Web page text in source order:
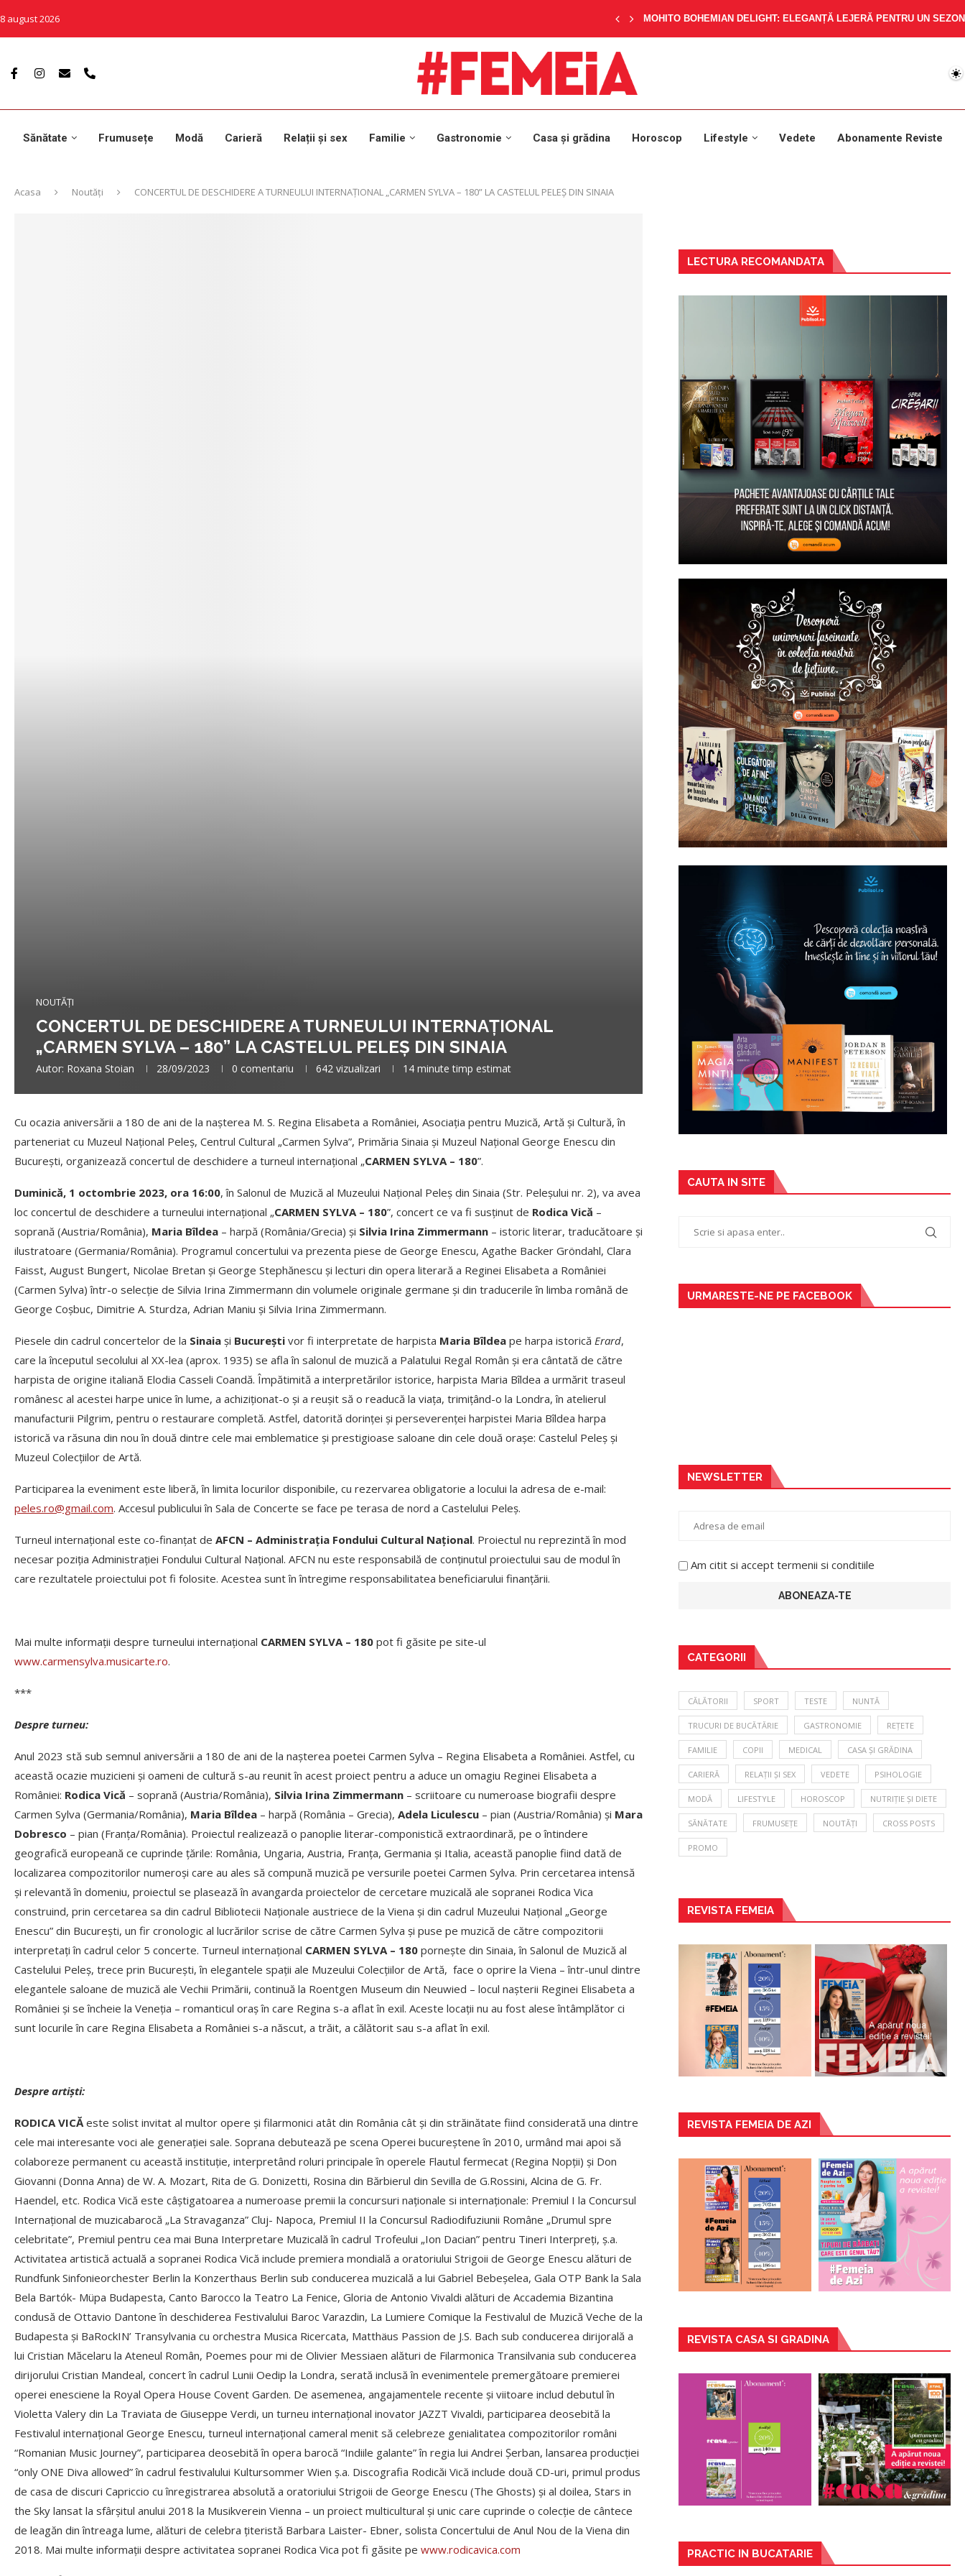
8 august 2026 MOHITO BOHEMIAN DELIGHT: ELEGANȚĂ LEJERĂ PENTRU UN
Sănătate Frumusețe Modă Carieră Relații și sex Familie Gastronomie Casa și grădina Horoscop Lifestyle Vedete Abonamente Reviste
Acasa Noutăți CONCERTUL DE DESCHIDERE A TURNEULUI INTERNAȚIONAL „CARMEN SYLVA – 180” LA CASTELUL PELEȘ DIN SINAIA
NOUTĂȚI
CONCERTUL DE DESCHIDERE A TURNEULUI INTERNAȚIONAL
„CARMEN SYLVA – 180” LA CASTELUL PELEȘ DIN SINAIA
Autor: Roxana Stoian 28/09/2023 0 comentariu 642 vizualizari 14 minute timp estimat
Cu ocazia aniversării a 180 de ani de la nașterea M. S. Regina Elisabeta a României, Asociația pentru Muzică, Artă și Cultură, în
parteneriat cu Muzeul Național Peleș, Centrul Cultural „Carmen Sylva”, Primăria Sinaia și Muzeul Național George Enescu din
București, organizează concertul de deschidere a turneul internațional „CARMEN SYLVA – 180”.
Duminică, 1 octombrie 2023, ora 16:00, în Salonul de Muzică al Muzeului Național Peleș din Sinaia (Str. Peleșului nr. 2), va avea
loc concertul de deschidere a turneului internațional „CARMEN SYLVA – 180”, concert ce va fi susținut de Rodica Vică –
soprană (Austria/România), Maria Bîldea – harpă (România/Grecia) și Silvia Irina Zimmermann – istoric literar, traducătoare și
ilustratoare (Germania/România). Programul concertului va prezenta piese de George Enescu, Agathe Backer Gröndahl, Clara
Faisst, August Bungert, Nicolae Bretan și George Stephănescu și lecturi din opera literară a Reginei Elisabeta a României
(Carmen Sylva) într-o selecție de Silvia Irina Zimmermann din volumele originale germane și din traducerile în limba română de
George Coșbuc, Dimitrie A. Sturdza, Adrian Maniu și Silvia Irina Zimmermann.
Piesele din cadrul concertelor de la Sinaia și București vor fi interpretate de harpista Maria Bîldea pe harpa istorică Erard,
care la începutul secolului al XX-lea (aprox. 1935) se afla în salonul de muzică a Palatului Regal Român și era cântată de către
harpista de origine italiană Elodia Casseli Coandă. Împătimită a interpretărilor istorice, harpista Maria Bîldea a urmărit traseul
românesc al acestei harpe unice în lume, a achiziționat-o și a reușit să o readucă la viața, trimițând-o la Londra, în atelierul
manufacturii Pilgrim, pentru o restaurare completă. Astfel, datorită dorinței și perseverenței harpistei Maria Bîldea harpa
istorică va răsuna din nou în două dintre cele mai emblematice și prestigioase saloane din cele două orașe: Castelul Peleș și
Muzeul Colecțiilor de Artă.
Participarea la eveniment este liberă, în limita locurilor disponibile, cu rezervarea obligatorie a locului la adresa de e-mail:
peles.ro@gmail.com. Accesul publicului în Sala de Concerte se face pe terasa de nord a Castelului Peleș.
Turneul internațional este co-finanțat de AFCN – Administrația Fondului Cultural Național. Proiectul nu reprezintă în mod
necesar poziția Administrației Fondului Cultural Național. AFCN nu este responsabilă de conținutul proiectului sau de modul în
care rezultatele proiectului pot fi folosite. Acestea sunt în întregime responsabilitatea beneficiarului finanțării.
Mai multe informații despre turneului internațional CARMEN SYLVA – 180 pot fi găsite pe site-ul
www.carmensylva.musicarte.ro.
***
Despre turneu:
Anul 2023 stă sub semnul aniversării a 180 de ani de la nașterea poetei Carmen Sylva – Regina Elisabeta a României. Astfel, cu
această ocazie muzicieni și oameni de cultură s-au reunit în acest proiect pentru a aduce un omagiu Reginei Elisabeta a
României: Rodica Vică – soprană (Austria/România), Silvia Irina Zimmermann – scriitoare cu numeroase biografii despre
Carmen Sylva (Germania/România), Maria Bîldea – harpă (România – Grecia), Adela Liculescu – pian (Austria/România) și Mara
Dobresco – pian (Franța/România). Proiectul realizează o panoplie literar-componistică extraordinară, pe o întindere
geografică europeană ce cuprinde țările: România, Ungaria, Austria, Franța, Germania și Italia, această panoplie fiind dată de
localizarea compozitorilor numeroși care au ales să compună muzică pe versurile poetei Carmen Sylva. Prin cercetarea intensă
și relevantă în domeniu, proiectul se plasează în avangarda proiectelor de cercetare muzicală ale sopranei Rodica Vica
construind, prin cercetarea sa din cadrul Bibliotecii Naționale austriece de la Viena și din cadrul Muzeului Național „George
Enescu” din București, un fir cronologic al lucrărilor scrise de către Carmen Sylva și puse pe muzică de către compozitorii
interpretați în cadrul celor 5 concerte. Turneul internațional CARMEN SYLVA – 180 pornește din Sinaia, în Salonul de Muzică al
Castelului Peleș, trece prin București, în elegantele spații ale Muzeului Colecțiilor de Artă, face o oprire la Viena – într-unul dintre
elegantele saloane de muzică ale Vechii Primării, continuă la Roentgen Museum din Neuwied – locul nașterii Reginei Elisabeta a
României și se încheie la Veneția – romanticul oraș în care Regina s-a aflat în exil. Aceste locații nu au fost alese întâmplător ci
sunt locurile în care Regina Elisabeta a României s-a născut, a trăit, a călătorit sau s-a aflat în exil.
Despre artiști:
RODICA VICĂeste solist invitat al multor opere și filarmonici atât din România cât și din străinătate fiind considerată una dintre
cele mai interesante voci ale generației sale. Soprana debutează pe scena Operei bucureștene în 2010, urmând mai apoi să
colaboreze permanent cu această instituție, interpretând roluri principale în operele Flautul fermecat (Regina Nopții) și Don
Giovanni (Donna Anna) de W. A. Mozart, Rita de G. Donizetti, Rosina din Bărbierul din Sevilla de G.Rossini, Alcina de G. Fr.
Haendel, etc. Rodica Vică este câștigatoarea a numeroase premii la concursuri naționale si internaționale: Premiul I la Concursul
Internaţional de muzicabarocă „La Stravaganza” Cluj- Napoca, Premiul II la Concursul Radiodifuziunii Române „Drumul spre
celebritate”, Premiul pentru cea mai Buna Interpretare Muzicală în cadrul Trofeului „Ion Dacian” pentru Tineri Interpreţi, ș.a.
Activitatea artistică actuală a sopranei Rodica Vică include premiera mondială a oratoriului Strigoii de George Enescu alături de
Rundfunk Sinfonieorchester Berlin la Konzerthaus Berlin sub conducerea muzicală a lui Gabriel Bebeșelea, Gala OTP Bank la Sala
Bela Bartók- Müpa Budapesta, Canto Barocco la Teatro La Fenice, Gloria de Antonio Vivaldi alături de Accademia Bizantina
condusă de Ottavio Dantone în deschiderea Festivalului Baroc Varazdin, La Lumiere Comique la Festivalul de Muzică Veche de la
Budapesta și BaRockIN’ Transylvania cu orchestra Musica Ricercata, Matthäus Passion de J.S. Bach sub conducerea dirijorală a
lui Cristian Măcelaru la Ateneul Român, Poemes pour mi de Olivier Messiaen alături de Filarmonica Transilvania sub conducerea
dirijorului Cristian Mandeal, concert în cadrul Lunii Oedip la Londra, serată inclusă în evenimentele premergătoare premierei
operei enesciene la Royal Opera House Covent Garden. De asemenea, angajamentele recente și viitoare includ debutul în
Violetta Valery din La Traviata de Giuseppe Verdi, un turneu internațional inovator JAZZT Vivaldi, participarea deosebită la
Festivalul internațional George Enescu, turneul internațional cameral menit să celebreze genialitatea compozitorilor români
“Romanian Music Journey”, participarea deosebită în opera barocă “Indiile galante” în regia lui Andrei Șerban, lansarea producției
“only ONE Diva allowed” în cadrul festivalului Kultursommer Wien ș.a. Discografia Rodicăi Vică include două CD-uri, primul produs
de casa de discuri Capriccio cu înregistrarea absolută a oratoriului Strigoii de George Enescu (The Ghosts) și al doilea, Stars in
the Sky lansat la sfârșitul anului 2018 la Musikverein Vienna – un proiect multicultural și unic care cuprinde o colecție de cântece
de leagăn din întreaga lume, alături de celebra țiteristă Barbara Laister- Ebner, solista Concertului de Anul Nou de la Viena din
2018. Mai multe informații despre activitatea sopranei Rodica Vica pot fi găsite pe www.rodicavica.com
LECTURA RECOMANDATA
CAUTA IN SITE
URMARESTE-NE PE FACEBOOK
NEWSLETTER
Am citit si accept termenii si conditiile
CATEGORII
CĂLĂTORII SPORT TESTE NUNTĂ
TRUCURI DE BUCĂTĂRIE GASTRONOMIE REȚETE
FAMILIE COPII MEDICAL CASA ȘI GRĂDINA
CARIERĂ RELAȚII ȘI SEX VEDETE PSIHOLOGIE
MODĂ LIFESTYLE HOROSCOP NUTRIȚIE ȘI DIETE
SĂNĂTATE FRUMUSEȚE NOUTĂȚI CROSS POSTS
PROMO
REVISTA FEMEIA
REVISTA FEMEIA DE AZI
REVISTA CASA SI GRADINA
PRACTIC IN BUCATARIE